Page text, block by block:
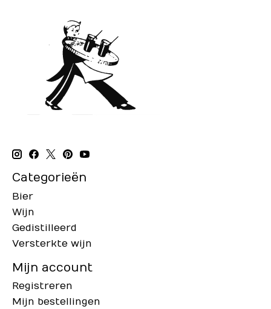
Categorieën
Bier
Wijn
Gedistilleerd
Versterkte wijn
Mijn account
Registreren
Mijn bestellingen